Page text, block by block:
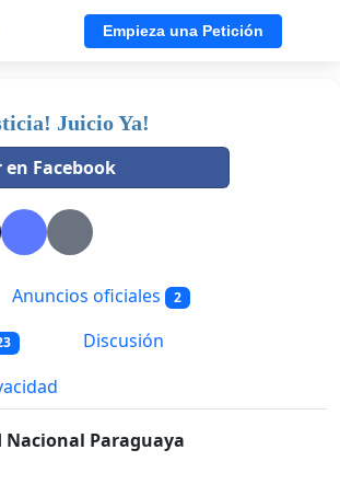
Empieza una Petición
Juicio Ya!
Facebook
Anuncios oficiales 2
Discusión
Nacional Paraguaya